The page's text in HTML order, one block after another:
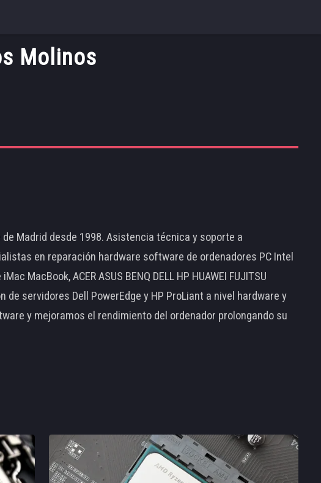
Molinos
Madrid desde 1998. Asistencia técnica y soporte a
en reparación hardware software de ordenadores PC Intel
MacBook, ACER ASUS BENQ DELL HP HUAWEI FUJITSU
de servidores Dell PowerEdge y HP ProLiant a nivel hardware y
y mejoramos el rendimiento del ordenador prolongando su